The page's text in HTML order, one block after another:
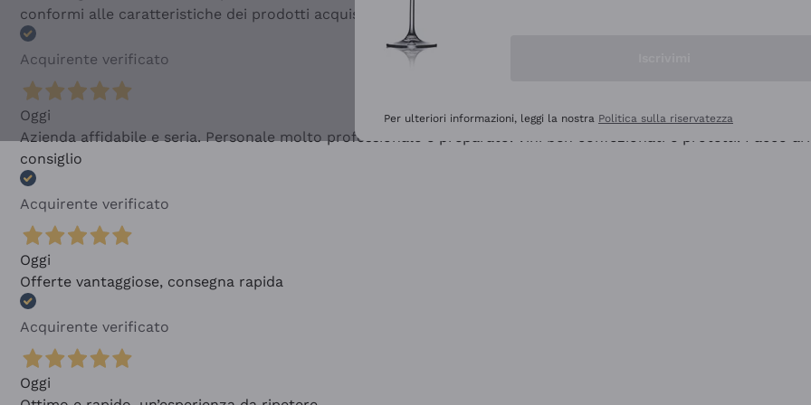
conformi alle caratteristiche dei prodotti acquistati
Acquirente verificato
Oggi
Azienda affidabile e seria. Personale molto professionale e preparato. Vini ben confezionati e protetti. Pacco
consiglio
Acquirente verificato
Oggi
Offerte vantaggiose, consegna rapida
Acquirente verificato
Oggi
Per ulteriori informazioni, leggi la nostra Politica sulla riservatezza